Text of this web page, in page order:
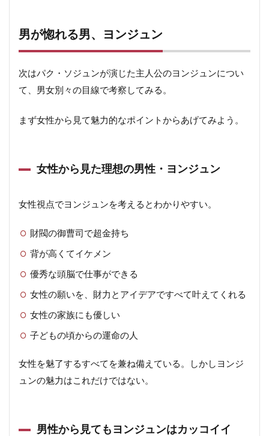
男が惚れる男、ヨンジュン
次はパク・ソジュンが演じた主人公のヨンジュンについ
て、男女別々の目線で考察してみる。
まず女性から見て魅力的なポイントからあげてみよう。
女性から見た理想の男性・ヨンジュン
女性視点でヨンジュンを考えるとわかりやすい。
財閥の御曹司で超金持ち
背が高くてイケメン
優秀な頭脳で仕事ができる
女性の願いを、財力とアイデアですべて叶えてくれる
女性の家族にも優しい
子どもの頃からの運命の人
女性を魅了するすべてを兼ね備えている。しかしヨンジ
ュンの魅力はこれだけではない。
男性から見てもヨンジュンはカッコイイ